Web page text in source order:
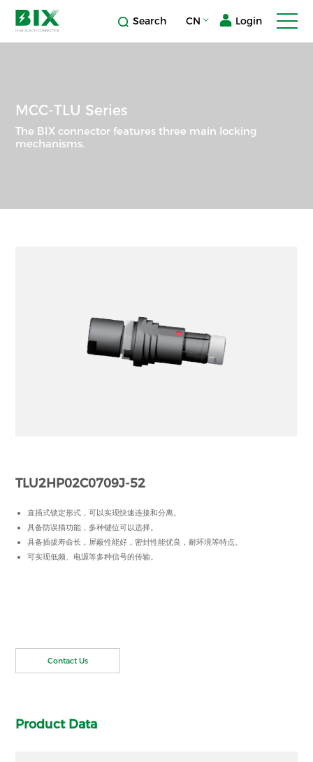
Search CN Login
MCC-TLU Series
The BIX connector features three main locking
mechanisms.
TLU2HP02C0709J-52
直插式锁定形式，可以实现快速连接和分离。
具备防误插功能，多种键位可以选择。
具备插拔寿命长，屏蔽性能好，密封性能优良，耐环境等特点。
可实现低频、电源等多种信号的传输。
Contact Us
Product Data